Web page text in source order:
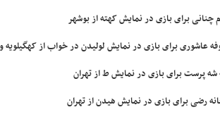
چنانی برای بازی در نمایش کهته از بوشهر
عاشوری برای بازی در نمایش لولیدن در خواب از کهگیلویه
شه پرست برای بازی در نمایش ط از تهران
رضی برای بازی در نمایش هیدن از تهران